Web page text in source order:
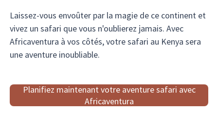
Laissez-vous envoûter par la magie de ce continent et
vivez un safari que vous n'oublierez jamais. Avec
Africaventura à vos côtés, votre safari au Kenya sera
une aventure inoubliable.
Planifiez maintenant votre aventure safari avec
Africaventura